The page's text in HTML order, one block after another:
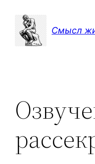
содержимому
Смысл